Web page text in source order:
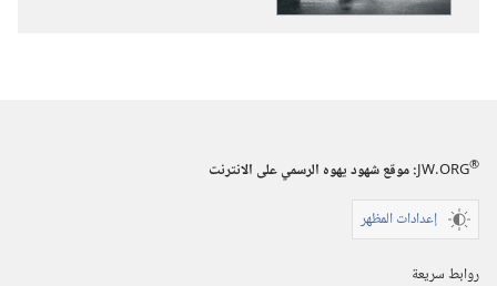
JW.ORG®
:‏ موقع شهود يهوه الرسمي على الانترنت
إعدادات المظهر
روابط سريعة